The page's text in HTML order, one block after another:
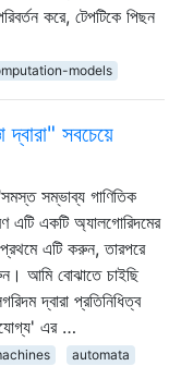
করে, টেপটিকে পিছন
models
সবচেয়ে
সম্ভাব্য গাণিতিক
এটি একটি অ্যালগোরিদমের
এটি করুন, তারপরে
আমি বোঝাতে চাইছি
দ্বারা প্রতিনিধিত্ব
এর …
automata